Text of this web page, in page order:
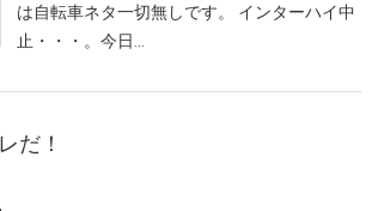
は自転車ネタ一切無しです。 インターハイ中
止・・・。今日…
だ！